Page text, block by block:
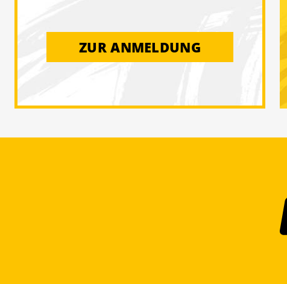
ZUR ANMELDUNG